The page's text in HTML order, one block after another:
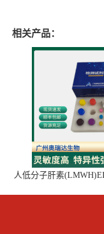
相关产品：